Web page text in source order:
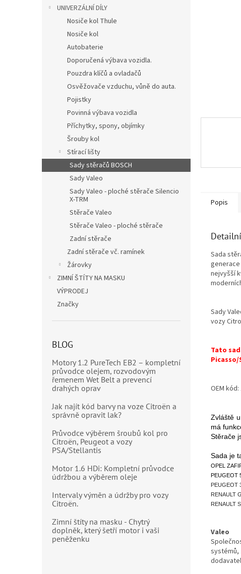
UNIVERZÁLNÍ DÍLY
Nosiče kol Thule
Nosiče kol
Autobaterie
Doporučená výbava vozidla.
Pouzdra klíčů a ovladačů
Osvěžovače vzduchu, vůně do auta.
Pojistky
Povinná výbava vozidla
Příchytky, spony, objímky
Šrouby kol
Stírací lišty
Sady stěračů BOSCH
Sady Valeo
Sady Valeo - ploché stěrače Silencio
X-TRM
Stěrače Valeo
Stěrače Valeo - ploché stěrače
Zadní stěrače
Zadní stěrače vč. ramínek
Žárovky
ZIMNÍ ŠTÍTY NA MASKU
VÝPRODEJ
Značky
BLOG
Motory 1.2 PureTech EB2 – kompletní
průvodce olejem, rozvodovým
řemenem Wet Belt a prevencí
drahých oprav
Jak najít kód barvy na voze Citroën a
správně opravit lak?
Průvodce výběrem šroubů kol pro
Citroën, Peugeot a vozy
PSA/Stellantis
Motor 1.6 HDi: Kompletní průvodce
údržbou a výběrem oleje
Intervaly výměn a údržby pro vozy
Citroën.
Zimní štíty na masku - Chytrý
doplněk, který šetří motor i vaši
peněženku
Popis
Sada
generace
nejvyšší
Sady
vozy
Tato
Picasso/
OEM
Zvláště
má
Stěrače
Sada je
OPEL
PEUGEOT
PEUGEOT
RENAULT
RENAULT
Valeo
systémů,